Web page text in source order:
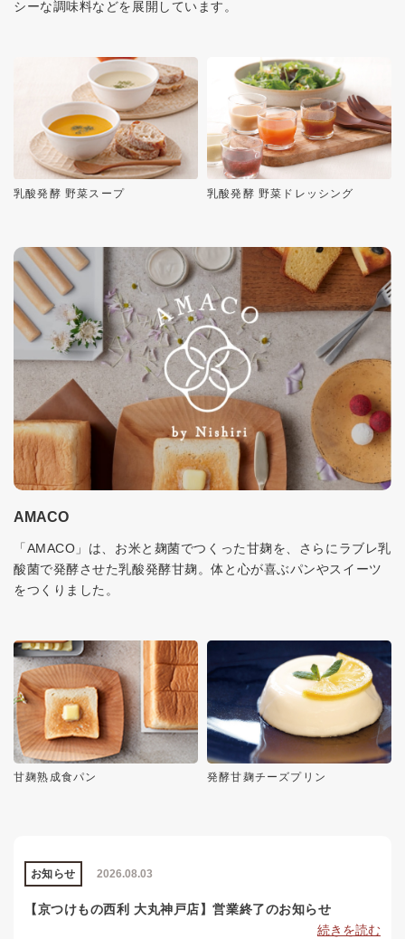
シーな調味料などを展開しています。
乳酸発酵 野菜スープ 乳酸発酵 野菜ドレッシング
AMACO
「AMACO」は、お米と麹菌でつくった甘麹を、さらにラブレ乳
酸菌で発酵させた乳酸発酵甘麹。体と心が喜ぶパンやスイーツ
をつくりました。
甘麹熟成食パン 発酵甘麹チーズプリン
2026.08.03
お知らせ
【京つけもの西利 大丸神戸店】営業終了のお知らせ
続きを読む